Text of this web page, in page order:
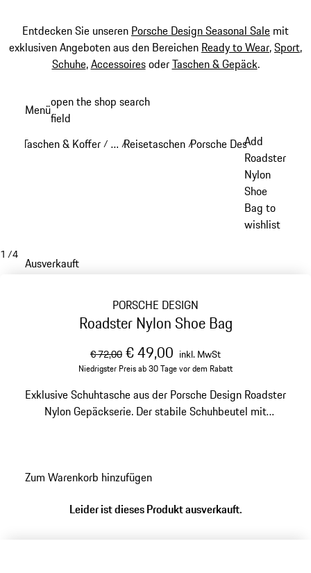
Entdecken Sie unseren Porsche Design Seasonal Sale mit
exklusiven Angeboten aus den Bereichen Ready to Wear,Sport,
Schuhe,AccessoiresoderTaschen & Gepäck.
Hauptinhalt
Menüopen the shop search
field
Taschen & Koffer / …
Reveal collapsed breadcrumb items
/Reisetaschen /Porsche Design
Add
Roadster
Nylon
Shoe
Bag to
wishlist
1 /4
Ausverkauft
PORSCHE DESIGN
Roadster Nylon Shoe Bag
ursprünglicher Preis
€ 72,00Verkaufspreis
€ 49,00 inklusive
inkl. MwSt
Niedrigster Preis ab 30 Tage vor dem Rabatt
Exklusive Schuhtasche aus der Porsche Design Roadster
Nylon Gepäckserie. Der stabile Schuhbeutel mit
Zum Warenkorb hinzufügen
Leider ist dieses Produkt ausverkauft.